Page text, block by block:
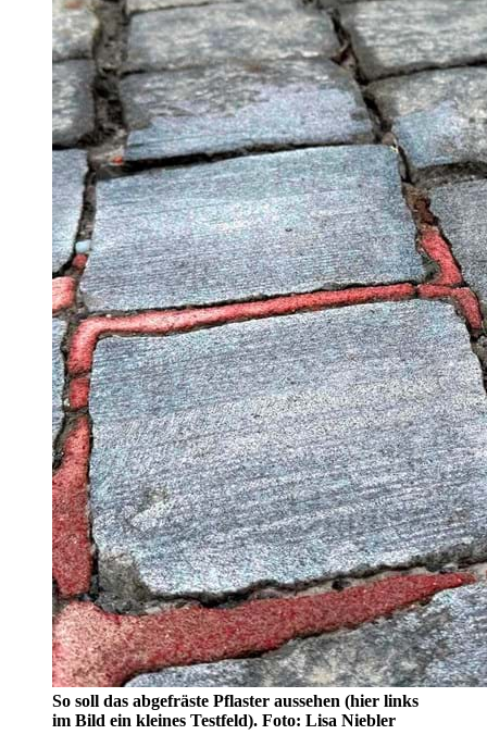
So soll das abgefräste Pflaster aussehen (hier links
im Bild ein kleines Testfeld). Foto: Lisa Niebler